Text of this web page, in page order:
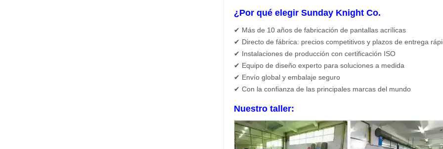
¿Por qué elegir Sunday Knight Co.
✔ Más de 10 años de fabricación de pantallas acrílicas
✔ Directo de fábrica: precios competitivos y plazos de entrega
✔ Instalaciones de producción con certificación ISO
✔ Equipo de diseño experto para soluciones a medida
✔ Envío global y embalaje seguro
✔ Con la confianza de las principales marcas del mundo
Nuestro taller: